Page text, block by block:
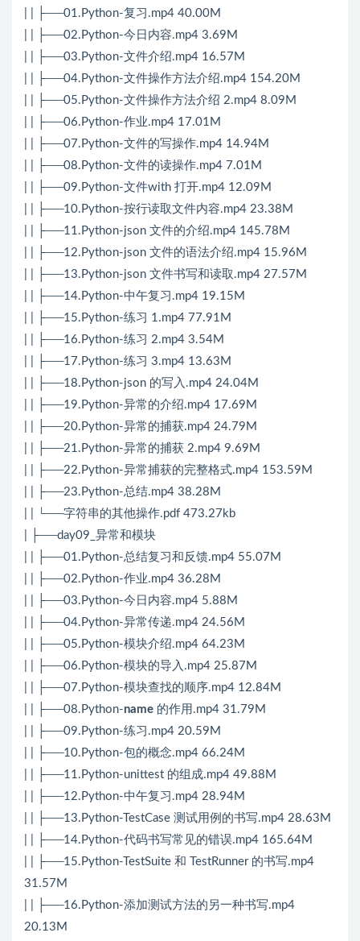
| | ├──01.Python-复习.mp4 40.00M
| | ├──02.Python-今日内容.mp4 3.69M
| | ├──03.Python-文件介绍.mp4 16.57M
| | ├──04.Python-文件操作方法介绍.mp4 154.20M
| | ├──05.Python-文件操作方法介绍 2.mp4 8.09M
| | ├──06.Python-作业.mp4 17.01M
| | ├──07.Python-文件的写操作.mp4 14.94M
| | ├──08.Python-文件的读操作.mp4 7.01M
| | ├──09.Python-文件with 打开.mp4 12.09M
| | ├──10.Python-按行读取文件内容.mp4 23.38M
| | ├──11.Python-json 文件的介绍.mp4 145.78M
| | ├──12.Python-json 文件的语法介绍.mp4 15.96M
| | ├──13.Python-json 文件书写和读取.mp4 27.57M
| | ├──14.Python-中午复习.mp4 19.15M
| | ├──15.Python-练习 1.mp4 77.91M
| | ├──16.Python-练习 2.mp4 3.54M
| | ├──17.Python-练习 3.mp4 13.63M
| | ├──18.Python-json 的写入.mp4 24.04M
| | ├──19.Python-异常的介绍.mp4 17.69M
| | ├──20.Python-异常的捕获.mp4 24.79M
| | ├──21.Python-异常的捕获 2.mp4 9.69M
| | ├──22.Python-异常捕获的完整格式.mp4 153.59M
| | ├──23.Python-总结.mp4 38.28M
| | └──字符串的其他操作.pdf 473.27kb
| ├──day09_异常和模块
| | ├──01.Python-总结复习和反馈.mp4 55.07M
| | ├──02.Python-作业.mp4 36.28M
| | ├──03.Python-今日内容.mp4 5.88M
| | ├──04.Python-异常传递.mp4 24.56M
| | ├──05.Python-模块介绍.mp4 64.23M
| | ├──06.Python-模块的导入.mp4 25.87M
| | ├──07.Python-模块查找的顺序.mp4 12.84M
| | ├──08.Python-name 的作用.mp4 31.79M
| | ├──09.Python-练习.mp4 20.59M
| | ├──10.Python-包的概念.mp4 66.24M
| | ├──11.Python-unittest 的组成.mp4 49.88M
| | ├──12.Python-中午复习.mp4 28.94M
| | ├──13.Python-TestCase 测试用例的书写.mp4 28.63M
| | ├──14.Python-代码书写常见的错误.mp4 165.64M
| | ├──15.Python-TestSuite 和 TestRunner 的书写.mp4
31.57M
| | ├──16.Python-添加测试方法的另一种书写.mp4
20.13M